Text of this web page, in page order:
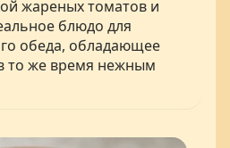
жареных томатов и
блюдо для
обеда, обладающее
то же время нежным